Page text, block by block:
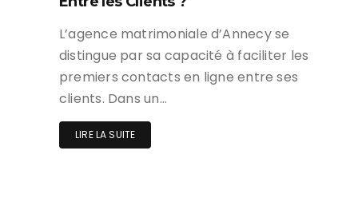
L’agence matrimoniale d’Annecy se
distingue par sa capacité à faciliter les
premiers contacts en ligne entre ses
clients. Dans un…
LIRE LA SUITE